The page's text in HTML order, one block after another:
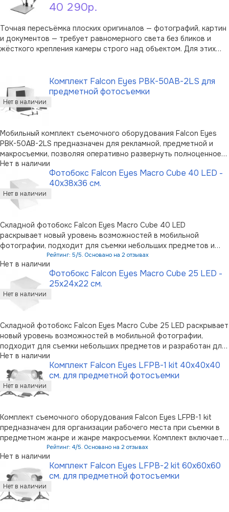
40 290р.
Точная пересъёмка плоских оригиналов — фотографий, картин
и документов — требует равномерного света без бликов и
жёсткого крепления камеры строго над объектом. Для этих
панели образуют го …Комплект Falcon Eyes PBK-50AB-2LS для
предметной фотосъемки
Мобильный комплект съемочного оборудования Falcon Eyes
PBK-50AB-2LS предназначен для рекламной, предметной и
макросъемки, позволяя оперативно развернуть полноценное
рабочее место. Комплект включает в себя фотобокс Falcon
Eyes PBF-50AB, с полупрозрачными стенками размером
50х50х50 см, два осветите …
Нет в наличии
Фотобокс Falcon Eyes Macro Cube 40 LED -
40x38x36 см.
Складной фотобокс Falcon Eyes Macro Cube 40 LED
раскрывает новый уровень возможностей в мобильной
фотографии, подходит для съемки небольших предметов и
разработан для использования не только с фотокамерами, но
и со смартфонами или планшетами. Фотобокс Macro Cube 40
LED позвол …
Рейтинг: 5/5. Основано на 2 отзывах
Нет в наличии
Фотобокс Falcon Eyes Macro Cube 25 LED -
25x24x22 см.
Складной фотобокс Falcon Eyes Macro Cube 25 LED раскрывает
новый уровень возможностей в мобильной фотографии,
подходит для съемки небольших предметов и разработан для
использования не только с фотокамерами, но и со
смартфонами или планшетами. Фотобокс Macro Cube 25 LED
позволяет получить снимки с …
Нет в наличии
Комплект Falcon Eyes LFPB-1 kit 40x40x40
см. для предметной фотосъемки
Комплект съемочного оборудования Falcon Eyes LFPB-1 kit
предназначен для организации рабочего места при съемки в
предметном жанре и жанре макросъемки. Комплект включает в
себя мобильный складной фотобокс в виде куба с ребром 40
см и полупрозрачными матовыми стенками. Четыре бархатных
фона (красный …
Рейтинг: 4/5. Основано на 2 отзывах
Нет в наличии
Комплект Falcon Eyes LFPB-2 kit 60x60x60
см. для предметной фотосъемки